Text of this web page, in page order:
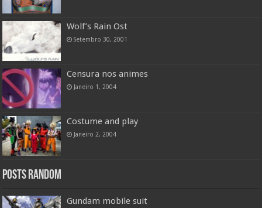
Wolf’s Rain Ost
Setembro 30, 2001
Censura nos animes
Janeiro 1, 2004
Costume and play
Janeiro 2, 2004
Posts random
Gundam mobile suit